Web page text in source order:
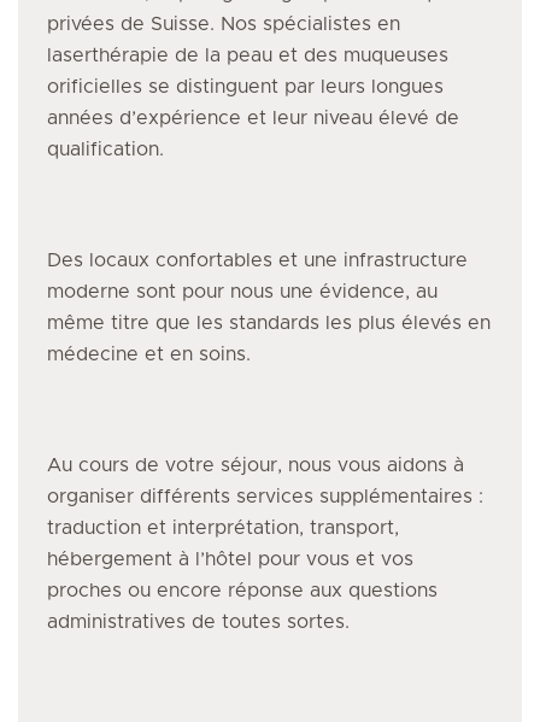
privées de Suisse. Nos spécialistes en
laserthérapie de la peau et des muqueuses
orificielles se distinguent par leurs longues
années d’expérience et leur niveau élevé de
qualification.
Des locaux confortables et une infrastructure
moderne sont pour nous une évidence, au
même titre que les standards les plus élevés en
médecine et en soins.
Au cours de votre séjour, nous vous aidons à
organiser différents services supplémentaires :
traduction et interprétation, transport,
hébergement à l’hôtel pour vous et vos
proches ou encore réponse aux questions
administratives de toutes sortes.